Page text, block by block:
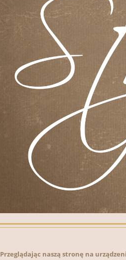
Przeglądając naszą stronę na